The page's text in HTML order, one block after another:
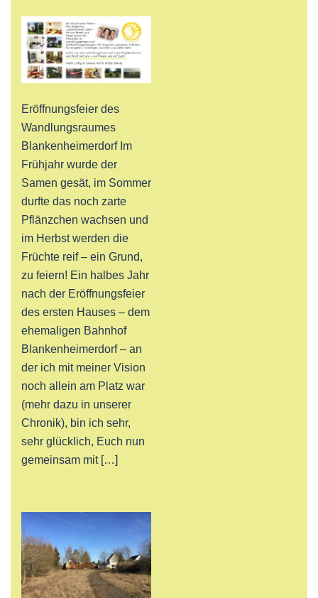
Eröffnungsfeier des
Wandlungsraumes
Blankenheimerdorf Im
Frühjahr wurde der
Samen gesät, im Sommer
durfte das noch zarte
Pflänzchen wachsen und
im Herbst werden die
Früchte reif – ein Grund,
zu feiern! Ein halbes Jahr
nach der Eröffnungsfeier
des ersten Hauses – dem
ehemaligen Bahnhof
Blankenheimerdorf – an
der ich mit meiner Vision
noch allein am Platz war
(mehr dazu in unserer
Chronik), bin ich sehr,
sehr glücklich, Euch nun
gemeinsam mit […]